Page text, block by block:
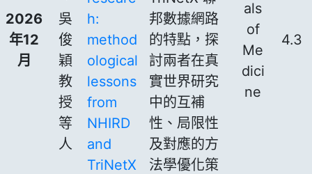
2026
年12
月
吳
俊
穎
教
授
等
人
h:
method
ological
lessons
from
NHIRD
and
TriNetX
邦數據網路
的特點，探
討兩者在真
實世界研究
中的互補
性、局限性
及對應的方
法學優化策
als
of
Me
dici
ne
4.3